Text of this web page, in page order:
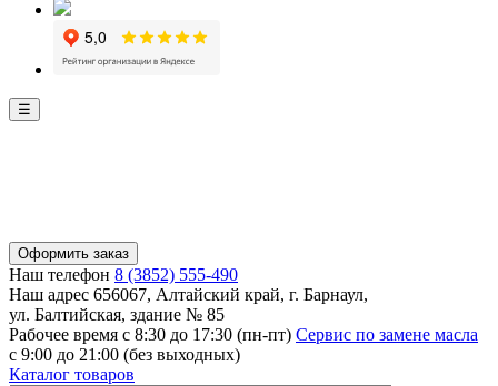
☰
Оформить заказ
Наш телефон 8 (3852) 555-490
Наш адрес 656067, Алтайский край, г. Барнаул,
ул. Балтийская, здание № 85
Рабочее время с 8:30 до 17:30 (пн-пт) Сервис по замене масла
с 9:00 до 21:00 (без выходных)
Каталог товаров